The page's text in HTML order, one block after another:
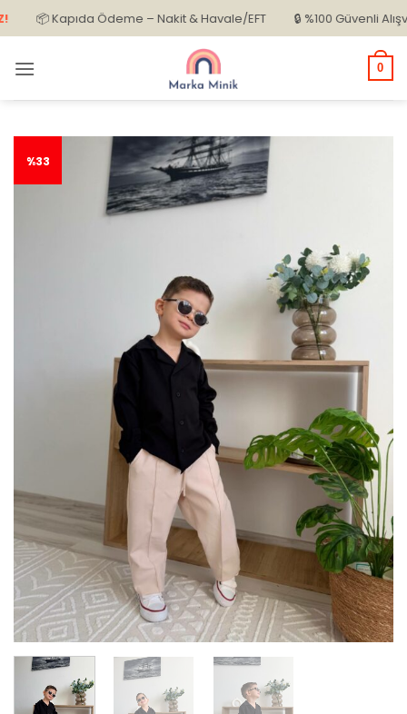
İçeriğe
atla
📦 Kapıda Ödeme – Nakit & Havale/EFT 🔒 %100 Güvenli Alışveriş
0
%33